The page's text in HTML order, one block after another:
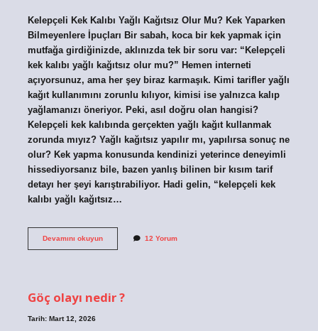
Kelepçeli Kek Kalıbı Yağlı Kağıtsız Olur Mu? Kek Yaparken
Bilmeyenlere İpuçları Bir sabah, koca bir kek yapmak için
mutfağa girdiğinizde, aklınızda tek bir soru var: “Kelepçeli
kek kalıbı yağlı kağıtsız olur mu?” Hemen interneti
açıyorsunuz, ama her şey biraz karmaşık. Kimi tarifler yağlı
kağıt kullanımını zorunlu kılıyor, kimisi ise yalnızca kalıp
yağlamanızı öneriyor. Peki, asıl doğru olan hangisi?
Kelepçeli kek kalıbında gerçekten yağlı kağıt kullanmak
zorunda mıyız? Yağlı kağıtsız yapılır mı, yapılırsa sonuç ne
olur? Kek yapma konusunda kendinizi yeterince deneyimli
hissediyorsanız bile, bazen yanlış bilinen bir kısım tarif
detayı her şeyi karıştırabiliyor. Hadi gelin, “kelepçeli kek
kalıbı yağlı kağıtsız…
Devamını okuyunKelepçeli
mu
12 Yorum
Göç olayı nedir ?
Tarih: Mart 12, 2026